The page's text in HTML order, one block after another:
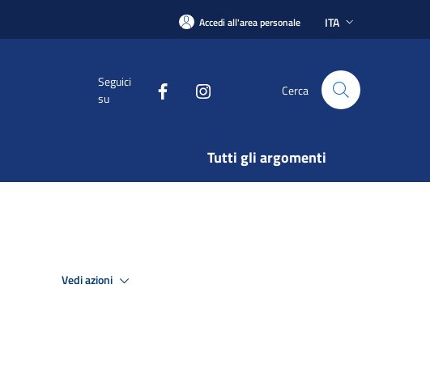
Accedi all'area personale ITA
Seguici
su
Cerca
Tutti gli argomenti
Vedi azioni